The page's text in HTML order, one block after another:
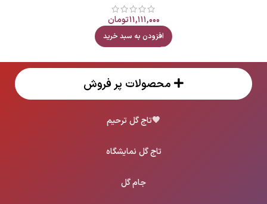
۱۱,۱۱۱,۰۰۰تومان
افزودن به سبد خرید
محصولات پر فروش
🖤تاج گل ترحیم
تاج گل نمایشگاه
جام گل